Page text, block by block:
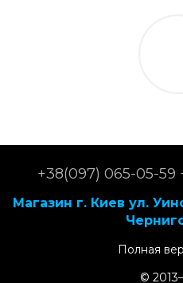
+38(097) 065-05-59
Магазин г. Киев ул.
Полная
©